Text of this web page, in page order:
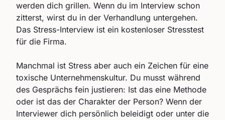
werden dich grillen. Wenn du im Interview schon
zitterst, wirst du in der Verhandlung untergehen.
Das Stress-Interview ist ein kostenloser Stresstest
für die Firma.
Manchmal ist Stress aber auch ein Zeichen für eine
toxische Unternehmenskultur. Du musst während
des Gesprächs fein justieren: Ist das eine Methode
oder ist das der Charakter der Person? Wenn der
Interviewer dich persönlich beleidigt oder unter die